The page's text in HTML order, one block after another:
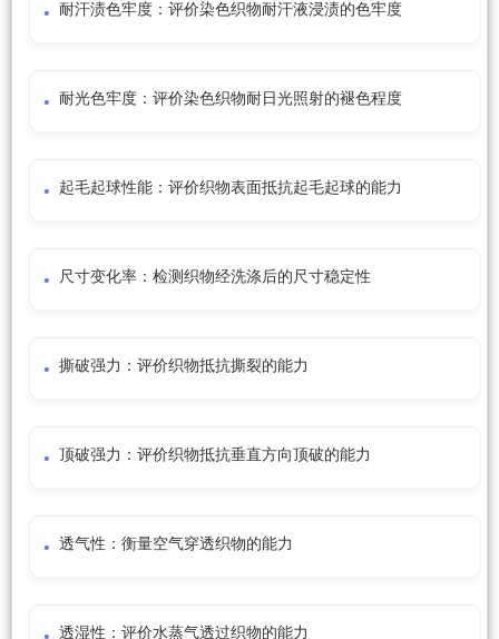
耐汗渍色牢度：评价染色织物耐汗液浸渍的色牢度
耐光色牢度：评价染色织物耐日光照射的褪色程度
起毛起球性能：评价织物表面抵抗起毛起球的能力
尺寸变化率：检测织物经洗涤后的尺寸稳定性
撕破强力：评价织物抵抗撕裂的能力
顶破强力：评价织物抵抗垂直方向顶破的能力
透气性：衡量空气穿透织物的能力
透湿性：评价水蒸气透过织物的能力